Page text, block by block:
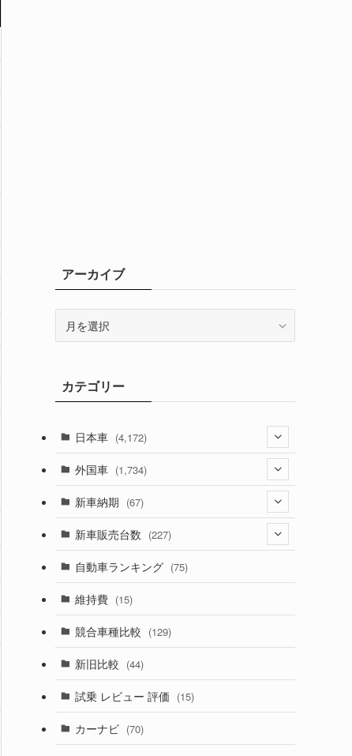
アーカイブ
ブカテゴリー
日本車 (4,172)
(1,321)
(329)
(525)
(357)
(328)
(194)
(230)
(253)
外国車 (1,734)
(188)
(242)
(85)
(84)
(14)
(222)
(50)
(58)
新車納期 (67)
(28)
(8)
(3)
(3)
(5)
(1)
新車販売台数 (227)
(21)
(5)
(7)
(5)
自動車ランキング (75)
維持費 (15)
競合車種比較 (129)
新旧比較 (44)
試乗 レビュー 評価 (15)
カーナビ (70)